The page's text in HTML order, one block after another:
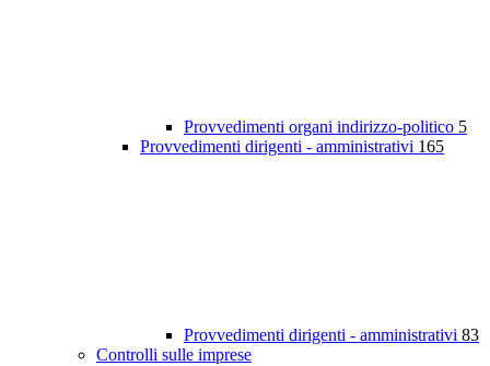
Provvedimenti organi indirizzo-politico 5
Provvedimenti dirigenti - amministrativi 165
Provvedimenti dirigenti - amministrativi 83
Controlli sulle imprese